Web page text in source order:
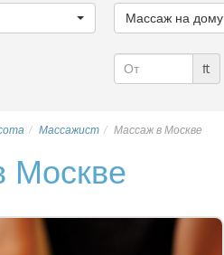
категорию...
Массаж на дому
₶
Массажист Массаж в Москве
Москве